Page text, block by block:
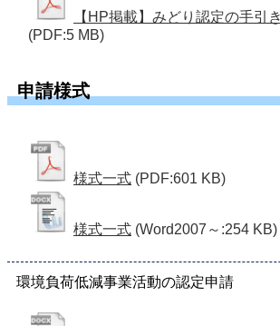
【HP掲載】みどり認定の手引
(PDF:5 MB)
申請様式
様式一式 (PDF:601 KB)
様式一式 (Word2007～:254 KB)
環境負荷低減事業活動の認定申請